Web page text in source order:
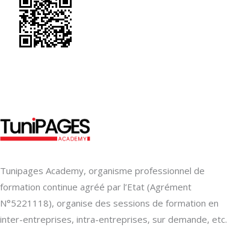
Tunipages Academy, organisme professionnel de
formation continue agréé par l’Etat (Agrément
N°5221118), organise des sessions de formation en
inter-entreprises, intra-entreprises, sur demande, etc.